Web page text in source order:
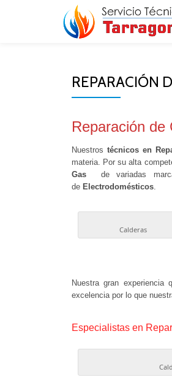
REPARACIÓN
Reparación de
Nuestrostécnicos en
materia. Por su alta
Gas de variadas
de Electrodomésticos.
Calderas
Nuestra gran
excelencia por lo que
Especialistas en